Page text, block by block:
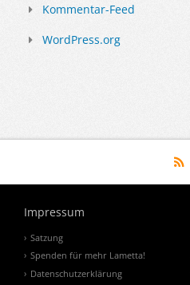
Kommentar-Feed
WordPress.org
Impressum
Satzung
Spenden für mehr Lametta!
Datenschutzerklärung